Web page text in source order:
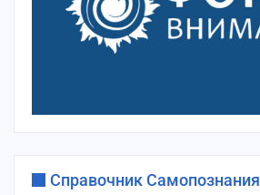
Справочник Самопознания